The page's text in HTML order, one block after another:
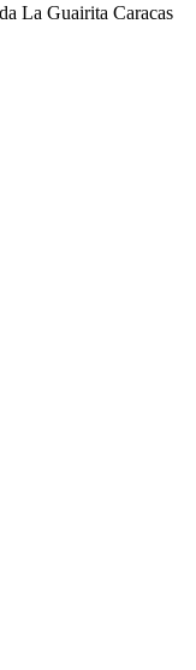
La Guairita Caracas